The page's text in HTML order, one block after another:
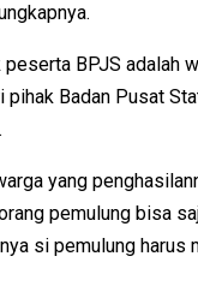
BPJS adalah
pihak Badan Pusat
yang
pemulung bisa
si pemulung